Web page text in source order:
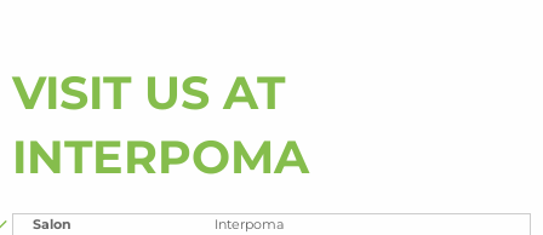
VISIT US AT
INTERPOMA
Salon
Interpoma